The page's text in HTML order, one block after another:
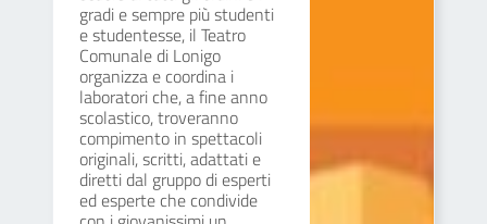
gradi e sempre più studenti
e studentesse, il Teatro
Comunale di Lonigo
organizza e coordina i
laboratori che, a fine anno
scolastico, troveranno
compimento in spettacoli
originali, scritti, adattati e
diretti dal gruppo di esperti
ed esperte che condivide